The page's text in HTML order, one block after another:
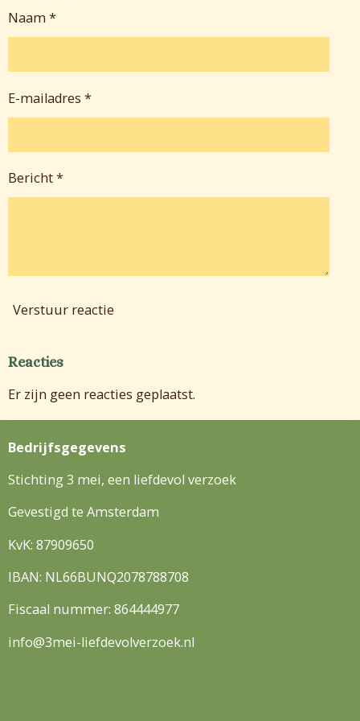
Naam *
E-mailadres *
Bericht *
Verstuur reactie
Reacties
Er zijn geen reacties geplaatst.
Bedrijfsgegevens
Stichting 3 mei, een liefdevol verzoek
Gevestigd te Amsterdam
KvK: 87909650
IBAN: NL66BUNQ2078788708
Fiscaal nummer: 864444977
info@3mei-liefdevolverzoek.nl